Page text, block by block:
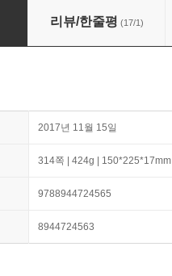
리뷰/한줄평 (17/1)
2017년 11월 15일
314쪽 | 424g | 150*225*17mm
9788944724565
8944724563